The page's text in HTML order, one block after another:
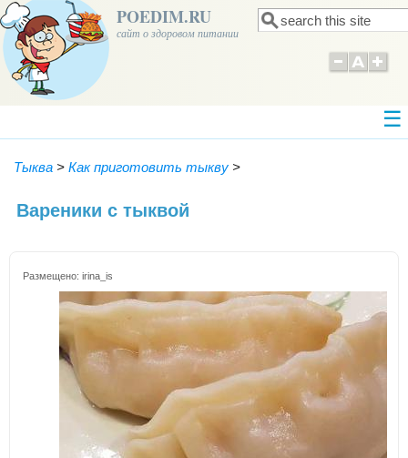
POEDIM.RU
сайт о здоровом питании Форма поиска
Поиск
Тыква > Как приготовить тыкву >
Вареники с тыквой
Размещено: irina_is